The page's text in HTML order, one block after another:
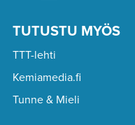
TUTUSTU MYÖS
TTT-lehti
Kemiamedia.fi
Tunne & Mieli